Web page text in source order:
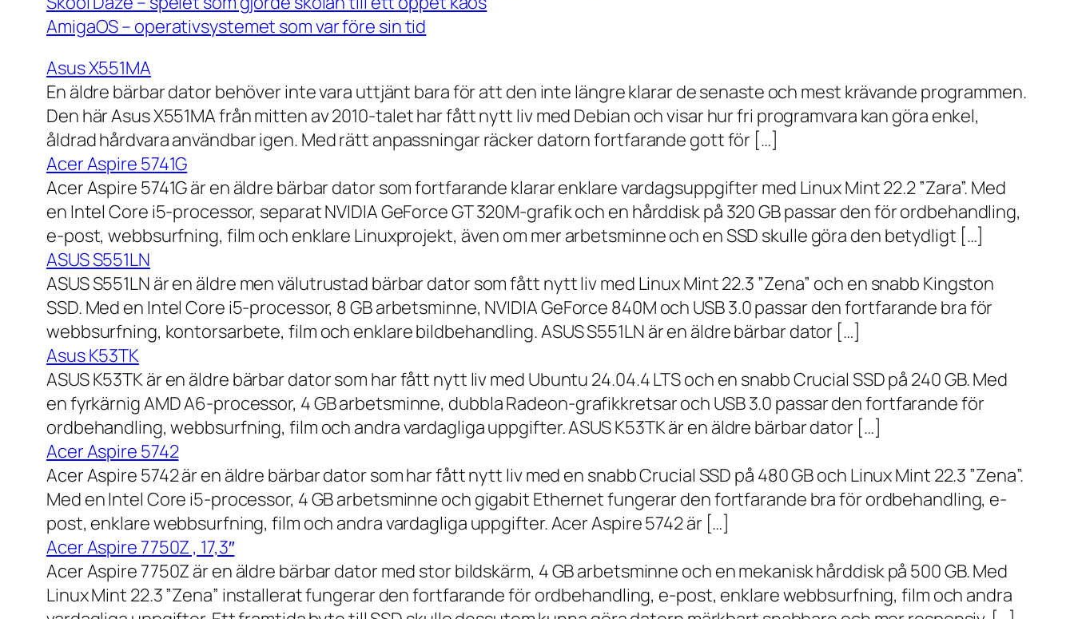
AmigaOS – operativsystemet som var före sin tid
Asus X551MA
En äldre bärbar dator behöver inte vara uttjänt bara för att den inte längre klarar de senaste och mest krävande programmen.
Den här Asus X551MA från mitten av 2010-talet har fått nytt liv med Debian och visar hur fri programvara kan göra enkel,
åldrad hårdvara användbar igen. Med rätt anpassningar räcker datorn fortfarande gott för […]
Acer Aspire 5741G
Acer Aspire 5741G är en äldre bärbar dator som fortfarande klarar enklare vardagsuppgifter med Linux Mint 22.2 ”Zara”. Med
en Intel Core i5-processor, separat NVIDIA GeForce GT 320M-grafik och en hårddisk på 320 GB passar den för ordbehandling,
e-post, webbsurfning, film och enklare Linuxprojekt, även om mer arbetsminne och en SSD skulle göra den betydligt […]
ASUS S551LN
ASUS S551LN är en äldre men välutrustad bärbar dator som fått nytt liv med Linux Mint 22.3 ”Zena” och en snabb Kingston
SSD. Med en Intel Core i5-processor, 8 GB arbetsminne, NVIDIA GeForce 840M och USB 3.0 passar den fortfarande bra för
webbsurfning, kontorsarbete, film och enklare bildbehandling. ASUS S551LN är en äldre bärbar dator […]
Asus K53TK
ASUS K53TK är en äldre bärbar dator som har fått nytt liv med Ubuntu 24.04.4 LTS och en snabb Crucial SSD på 240 GB. Med
en fyrkärnig AMD A6-processor, 4 GB arbetsminne, dubbla Radeon-grafikkretsar och USB 3.0 passar den fortfarande för
ordbehandling, webbsurfning, film och andra vardagliga uppgifter. ASUS K53TK är en äldre bärbar dator […]
Acer Aspire 5742
Acer Aspire 5742 är en äldre bärbar dator som har fått nytt liv med en snabb Crucial SSD på 480 GB och Linux Mint 22.3 ”Zena”.
Med en Intel Core i5-processor, 4 GB arbetsminne och gigabit Ethernet fungerar den fortfarande bra för ordbehandling, e-
post, enklare webbsurfning, film och andra vardagliga uppgifter. Acer Aspire 5742 är […]
Acer Aspire 7750Z , 17,3″
Acer Aspire 7750Z är en äldre bärbar dator med stor bildskärm, 4 GB arbetsminne och en mekanisk hårddisk på 500 GB. Med
Linux Mint 22.3 ”Zena” installerat fungerar den fortfarande för ordbehandling, e-post, enklare webbsurfning, film och andra